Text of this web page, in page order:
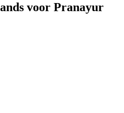
voor Pranayur